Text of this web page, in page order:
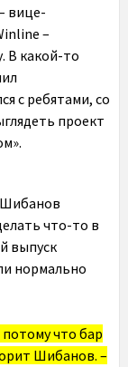
вице-
–
В какой-то
с ребятами, со
проект
что-то в
выпуск
нормально
что бар
Шибанов. –